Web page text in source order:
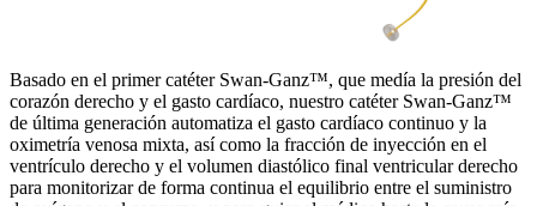
Basado en el primer catéter Swan-Ganz™, que medía la presión del
corazón derecho y el gasto cardíaco, nuestro catéter Swan-Ganz™
de última generación automatiza el gasto cardíaco continuo y la
oximetría venosa mixta, así como la fracción de inyección en el
ventrículo derecho y el volumen diastólico final ventricular derecho
para monitorizar de forma continua el equilibrio entre el suministro